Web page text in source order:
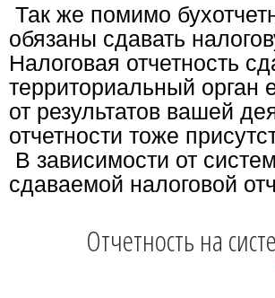
Так же помимо
обязаны сдавать
Налоговая отчетность
территориальный орган
от результатов вашей
отчетности тоже
В зависимости от
сдаваемой налоговой
Отчетность на